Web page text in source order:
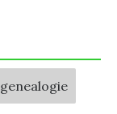
genealogie